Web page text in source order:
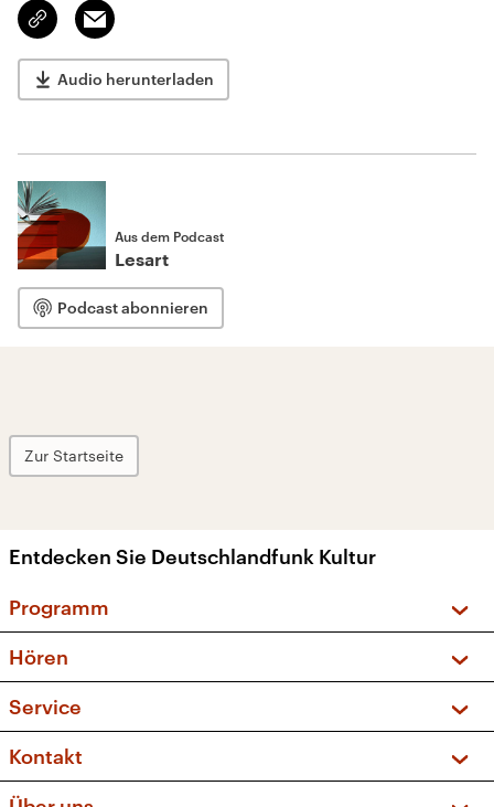
Link
kopieren/teilen
Email
Audio herunterladen
Aus dem Podcast
Lesart
Podcast abonnieren
Zur Startseite
Entdecken Sie Deutschlandfunk Kultur
Programm
Sendungen und Podcasts
Musikliste
Kakadu – Das Kinderprogramm
Hören
Frequenzen (UKW + DAB+)
Service
FAQ
Apps
Kontakt